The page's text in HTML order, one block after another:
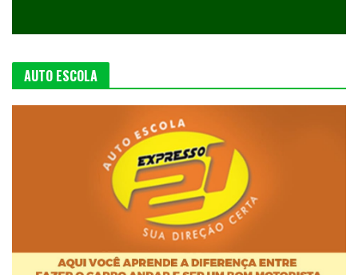
AUTO ESCOLA